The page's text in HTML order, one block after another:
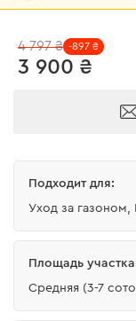
3 900 ₴
4 797 ₴ -897 ₴
Подходит для:
Уход за газоном,
Площадь
Средняя (3-7